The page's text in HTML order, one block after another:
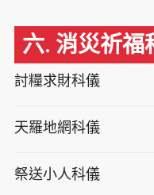
六. 消災祈福
討糧求財科儀
天羅地網科儀
祭送小人科儀